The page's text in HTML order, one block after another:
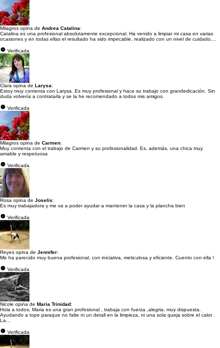
Milagros opina de Andrea Catalina:
Catalina es una profesional absolutamente excepcional. Ha venido a limpiar mi casa en varias
ocasiones y en todas ellas el resultado ha sido impecable, realizado con un nivel de cuidado,...
Verificada
Clara opina de Larysa:
Estoy muy contenta con Larysa. Es muy profesional y hace su trabajo con grandedicación. Sin
duda volvería a contratarla y se la he recomendado a todos mis amigos.
Verificada
Milagros opina de Carmen:
Muy contenta con el trabajo de Carmen y su profesionalidad. Es, además, una chica muy
amable y respetuosa
Verificada
Rosa opina de Joselis:
Es muy trabajadora y me va a poder ayudar a mantener la casa y la plancha bien
Verificada
Reyes opina de Jennifer:
Me ha parecido muy buena profesional, con iniciativa, meticulosa y eficiente. Cuento con ella !
Verificada
Nicole opina de Maria Trinidad:
Hola a todos, Maria es una gran profesional , trabaja con fuerza ,alegria, muy dispuesta.
Ayudando a tope paraque no falte ni un detall en la limpieza, ni una sola queja sobre el calor .
La...
Verificada